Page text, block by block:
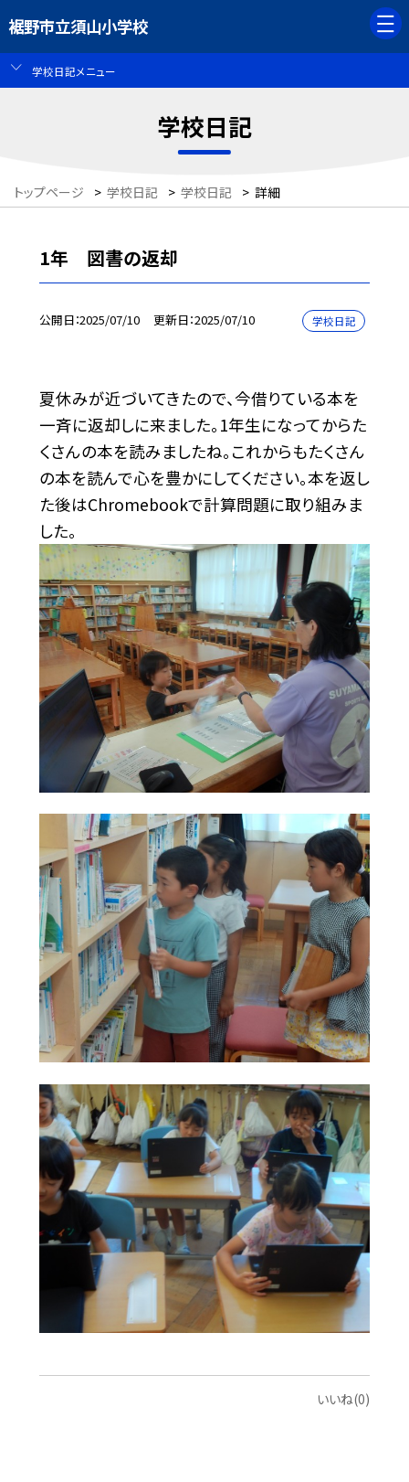
裾野市立須山小学校
学校日記メニュー
学校日記
トップページ > 学校日記 > 学校日記 > 詳細
1年 図書の返却
公開日 2025/07/10 更新日 2025/07/10 学校日記
夏休みが近づいてきたので、今借りている本を
一斉に返却しに来ました。1年生になってからた
くさんの本を読みましたね。これからもたくさん
の本を読んで心を豊かにしてください。本を返し
た後はChromebookで計算問題に取り組みま
した。
いいね(0)